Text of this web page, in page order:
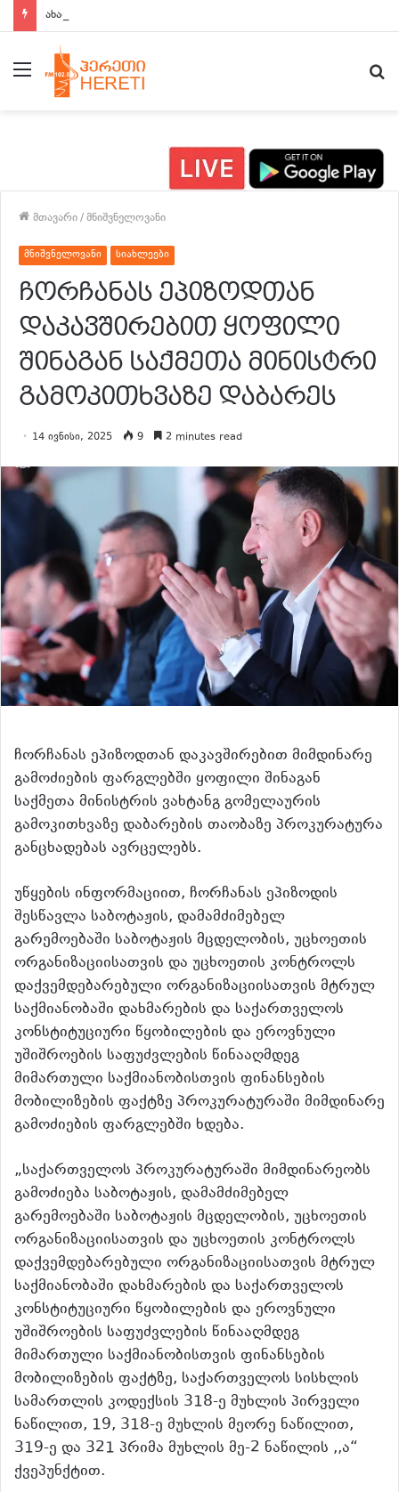
ახალი ამბები 15:00 საათზე
მენიუ
მთავარი/მნიშვნელოვანი
მნიშვნელოვანი სიახლეები
ჩორჩანას ეპიზოდთან
დაკავშირებით ყოფილი
შინაგან საქმეთა მინისტრი
გამოკითხვაზე დაბარეს
14 ივნისი, 2025 9 2 minutes read
ჩორჩანას ეპიზოდთან დაკავშირებით მიმდინარე
გამოძიების ფარგლებში ყოფილი შინაგან
საქმეთა მინისტრის ვახტანგ გომელაურის
გამოკითხვაზე დაბარების თაობაზე პროკურატურა
განცხადებას ავრცელებს.
უწყების ინფორმაციით, ჩორჩანას ეპიზოდის
შესწავლა საბოტაჟის, დამამძიმებელ
გარემოებაში საბოტაჟის მცდელობის, უცხოეთის
ორგანიზაციისათვის და უცხოეთის კონტროლს
დაქვემდებარებული ორგანიზაციისათვის მტრულ
საქმიანობაში დახმარების და საქართველოს
კონსტიტუციური წყობილების და ეროვნული
უშიშროების საფუძვლების წინააღმდეგ
მიმართული საქმიანობისთვის ფინანსების
მობილიზების ფაქტზე პროკურატურაში მიმდინარე
გამოძიების ფარგლებში ხდება.
„საქართველოს პროკურატურაში მიმდინარეობს
გამოძიება საბოტაჟის, დამამძიმებელ
გარემოებაში საბოტაჟის მცდელობის, უცხოეთის
ორგანიზაციისათვის და უცხოეთის კონტროლს
დაქვემდებარებული ორგანიზაციისათვის მტრულ
საქმიანობაში დახმარების და საქართველოს
კონსტიტუციური წყობილების და ეროვნული
უშიშროების საფუძვლების წინააღმდეგ
მიმართული საქმიანობისთვის ფინანსების
მობილიზების ფაქტზე, საქართველოს სისხლის
სამართლის კოდექსის 318-ე მუხლის პირველი
ნაწილით, 19, 318-ე მუხლის მეორე ნაწილით,
319-ე და 321 პრიმა მუხლის მე-2 ნაწილის ,,ა“
ქვეპუნქტით.